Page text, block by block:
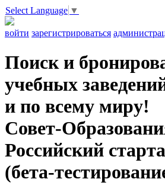
Select Language ▼
войти зарегистрироваться
Поиск и
учебных
и по всему миру!
Совет-
Российский
(бета-